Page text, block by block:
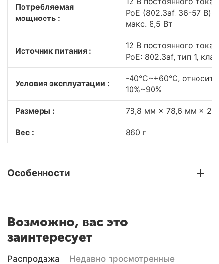
Потребляемая
мощность :
PoE (802.3af, 36-57 В),
макс. 8,5 Вт
Источник питания :
12 В постоянного тока
PoE: 802.3af, тип 1,
Условия эксплуатации :
-40°C~+60°C,
10%~90%
Размеры : 78,8 мм × 78,6 мм ×
Вес : 860 г
Особенности
Возможно, вас это
заинтересует
Распродажа Недавно просмотренные